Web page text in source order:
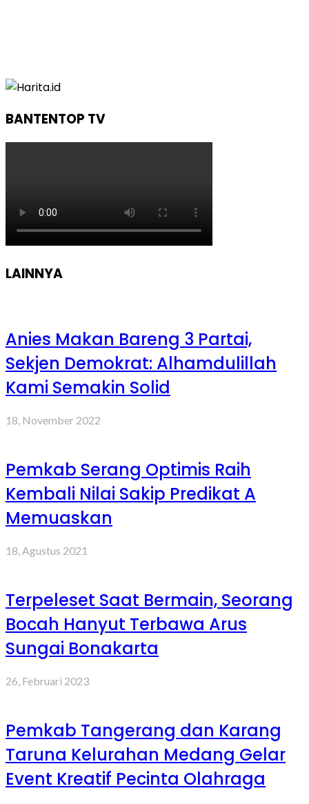
BANTENTOP TV
LAINNYA
Anies Makan Bareng 3 Partai,
Sekjen Demokrat: Alhamdulillah
Kami Semakin Solid
18, November 2022
Pemkab Serang Optimis Raih
Kembali Nilai Sakip Predikat A
Memuaskan
18, Agustus 2021
Terpeleset Saat Bermain, Seorang
Bocah Hanyut Terbawa Arus
Sungai Bonakarta
26, Februari 2023
Pemkab Tangerang dan Karang
Taruna Kelurahan Medang Gelar
Event Kreatif Pecinta Olahraga